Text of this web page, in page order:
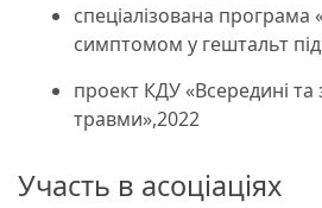
спеціалізована програма
симптомом у гештальт
проект КДУ «Всередині
травми»,2022
Участь в асоціаціях